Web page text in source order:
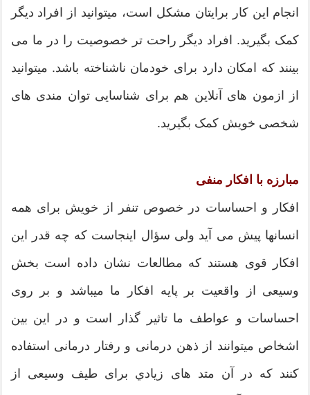
انجام این کار برایتان مشکل است، میتوانید از افراد دیگر
کمک بگیرید. افراد دیگر راحت تر خصوصیت را در ما می
بینند که امکان دارد برای خودمان ناشناخته باشد. میتوانید
از ازمون های آنلاین هم برای شناسایی توان مندی های
شخصی خویش کمک بگیرید.
مبارزه با افکار منفی
افکار و احساسات در خصوص تنفر از خویش برای همه
انسانها پیش می آید ولی سؤال اینجاست که چه قدر این
افکار قوی هستند که مطالعات نشان داده است بخش
وسیعی از واقعیت بر پایه افکار ما میباشد و بر روی
احساسات و عواطف ما تاثیر گذار است و در این بین
اشخاص میتوانند از ذهن درمانی و رفتار درمانی استفاده
کنند که در آن متد های زيادي برای طیف وسیعی از